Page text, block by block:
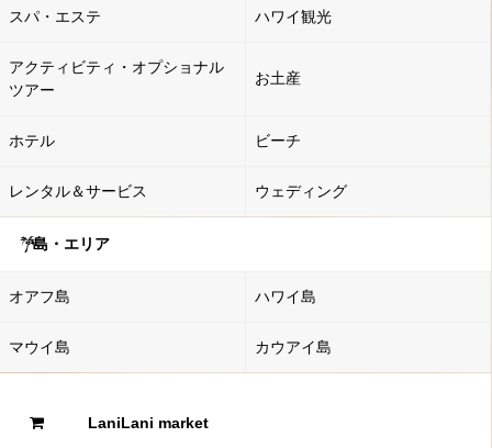
スパ・エステ ハワイ観光
アクティビティ・オプショナル
ツアー
お土産
ホテル ビーチ
レンタル＆サービス ウェディング
島・エリア
オアフ島 ハワイ島
マウイ島 カウアイ島
LaniLani market